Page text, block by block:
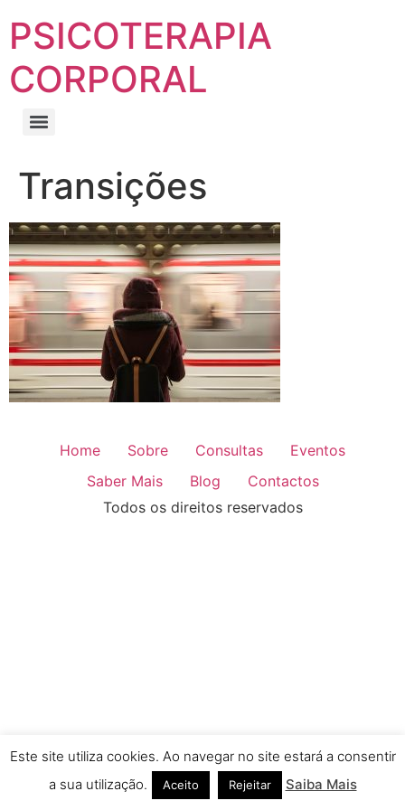
PSICOTERAPIA
CORPORAL
Transições
Home Sobre Consultas
Eventos
Saber Mais
Blog
Contactos
Todos os direitos reservados
Este site utiliza cookies. Ao navegar no site estará a consentir
a sua utilização.
Aceito Rejeitar Saiba Mais